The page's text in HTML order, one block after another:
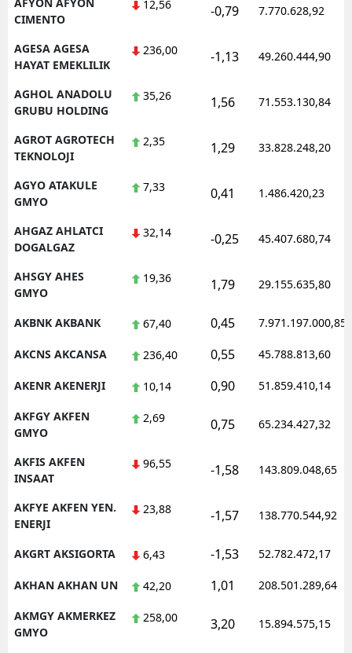
CIMENTO
12,56 -0,79 7.770.628,92
AGESA AGESA
HAYAT EMEKLILIK
236,00 -1,13 49.260.444,90
AGHOL ANADOLU
GRUBU HOLDING
35,26 1,56 71.553.130,84
AGROT AGROTECH
TEKNOLOJI
2,35 1,29 33.828.248,20
AGYO ATAKULE
GMYO
7,33 0,41 1.486.420,23
AHGAZ AHLATCI
DOGALGAZ
32,14 -0,25 45.407.680,74
AHSGY AHES
GMYO
19,36 1,79 29.155.635,80
AKBNK AKBANK 67,40 0,45 7.971.197.000,85
AKCNS AKCANSA 236,40 0,55 45.788.813,60
AKENR AKENERJI 10,14 0,90 51.859.410,14
AKFGY AKFEN
GMYO
2,69 0,75 65.234.427,32
AKFIS AKFEN
INSAAT
96,55 -1,58 143.809.048,65
AKFYE AKFEN YEN.
ENERJI
23,88 -1,57 138.770.544,92
AKGRT AKSIGORTA 6,43 -1,53 52.782.472,17
AKHAN AKHAN UN 42,20 1,01 208.501.289,64
AKMGY AKMERKEZ
GMYO
258,00 3,20 15.894.575,15